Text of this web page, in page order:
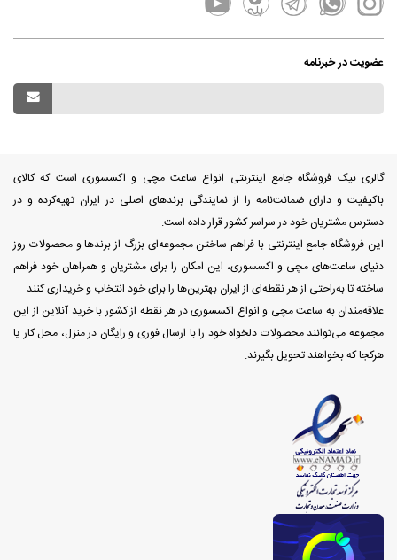
عضویت در خبرنامه
گالری نیک فروشگاه جامع اینترنتی انواع ساعت مچی و اکسسوری است که کالای
باکیفیت و دارای ضمانت‌نامه را از نمایندگی برندهای اصلی در ایران تهیه‌کرده و در
دسترس مشتریان خود در سراسر کشور قرار داده است.
این فروشگاه جامع اینترنتی با فراهم ساختن مجموعه‌ای بزرگ از برندها و محصولات روز
دنیای ساعت‌های مچی و اکسسوری، این امکان را برای مشتریان و همراهان خود فراهم
ساخته تا به‌راحتی از هر نقطه‌ای از ایران بهترین‌ها را برای خود انتخاب و خریداری کنند.
علاقه‌مندان به ساعت مچی و انواع اکسسوری در هر نقطه از کشور با خرید آنلاین از این
مجموعه می‌توانند محصولات دلخواه خود را با ارسال فوری و رایگان در منزل، محل کار یا
هرکجا که بخواهند تحویل بگیرند.